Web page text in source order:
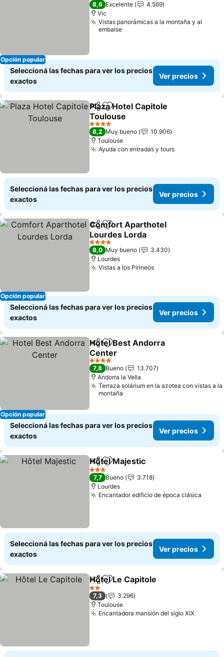
Opción popular
8,6 Excelente
4.569
Vic
Vistas panorámicas a la montaña y al
embalse
Seleccioná las fechas para ver los precios
exactos
Ver precios
CompartirAñadir a favoritos
Plaza Hotel Capitole
Toulouse
Ver precios
4 Estrellas
8,2 Muy bueno
10.906
Toulouse
Ayuda con entradas y toursVer precios
Seleccioná las fechas para ver los precios
exactos
Ver precios
Opción popular
CompartirAñadir a favoritos
Comfort Aparthotel
Lourdes Lorda
Ver precios
4 Estrellas
8,0 Muy bueno
3.430
Lourdes
Vistas a los PirineosVer precios
Seleccioná las fechas para ver los precios
exactos
Ver precios
Opción popular
CompartirAñadir a favoritos
Hotel Best Andorra
Center
Ver precios
4 Estrellas
7,8 Bueno
13.707
Andorra la Vella
Terraza solárium en la azotea con vistas a la
montaña
Seleccioná las fechas para ver los precios
exactos
Ver precios
CompartirAñadir a favoritos
Hôtel Majestic
3 Estrellas
7,7 Bueno
3.718
Lourdes
Encantador edificio de época clásica
Seleccioná las fechas para ver los precios
exactos
Ver precios
CompartirAñadir a favoritos
Hôtel Le Capitole
2 Estrellas
7,3
3.296
Toulouse
Encantadora mansión del siglo XIXVer